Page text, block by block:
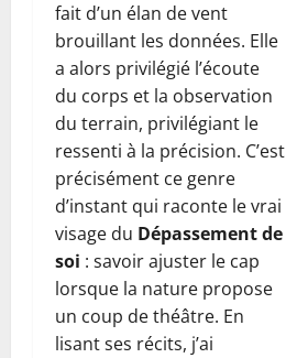
fait d’un élan de vent
brouillant les données. Elle
a alors privilégié l’écoute
du corps et la observation
du terrain, privilégiant le
ressenti à la précision. C’est
précisément ce genre
d’instant qui raconte le vrai
visage du Dépassement de
soi : savoir ajuster le cap
lorsque la nature propose
un coup de théâtre. En
lisant ses récits, j’ai